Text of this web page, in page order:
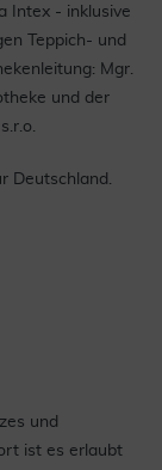
Intex - inklusive
Teppich- und
Mgr.
und der
Deutschland.
und
ist es erlaubt